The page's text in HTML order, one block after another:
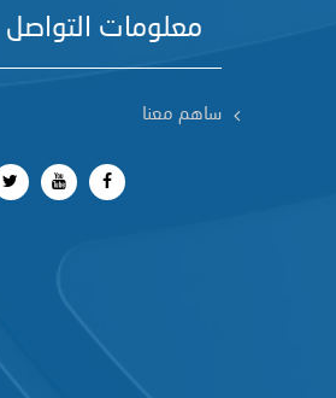
معلومات التواصل
ساهم معنا